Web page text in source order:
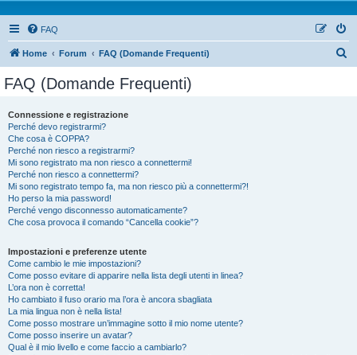
FAQ
Home Forum FAQ (Domande Frequenti)
FAQ (Domande Frequenti)
Connessione e registrazione
Perché devo registrarmi?
Che cosa è COPPA?
Perché non riesco a registrarmi?
Mi sono registrato ma non riesco a connettermi!
Perché non riesco a connettermi?
Mi sono registrato tempo fa, ma non riesco più a connettermi?!
Ho perso la mia password!
Perché vengo disconnesso automaticamente?
Che cosa provoca il comando “Cancella cookie”?
Impostazioni e preferenze utente
Come cambio le mie impostazioni?
Come posso evitare di apparire nella lista degli utenti in linea?
L’ora non è corretta!
Ho cambiato il fuso orario ma l’ora è ancora sbagliata
La mia lingua non è nella lista!
Come posso mostrare un’immagine sotto il mio nome utente?
Come posso inserire un avatar?
Qual è il mio livello e come faccio a cambiarlo?